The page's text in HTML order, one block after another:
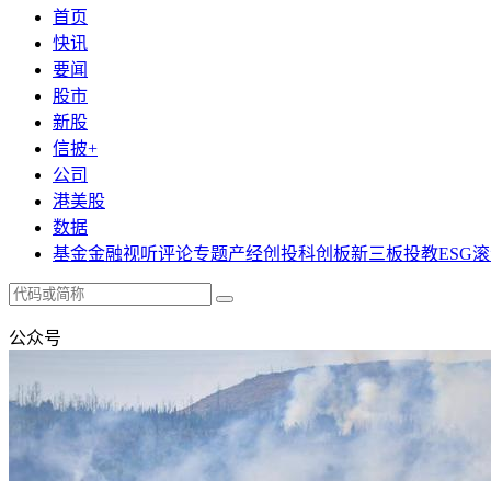
首页
快讯
要闻
股市
新股
信披+
公司
港美股
数据
基金金融视听评论专题产经创投科创板新三板投教ESG
公众号